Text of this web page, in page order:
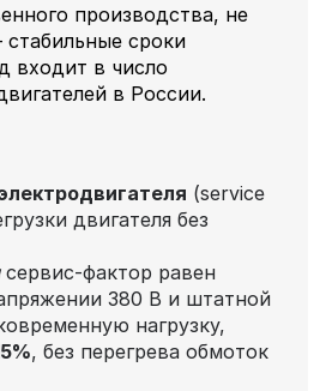
производства, не
сроки
входит в число
в России.
(service
двигателя без
сервис-фактор равен
380 В и штатной
нагрузку,
, без перегрева обмоток